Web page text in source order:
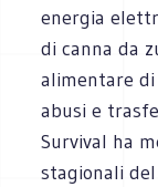
energia
di canna da
alimentare
abusi e
Survival ha
stagionali